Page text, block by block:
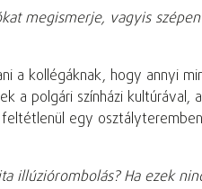
megismerje, vagyis
kollégáknak, hogy annyi
a polgári színházi
egy
Ha ezek